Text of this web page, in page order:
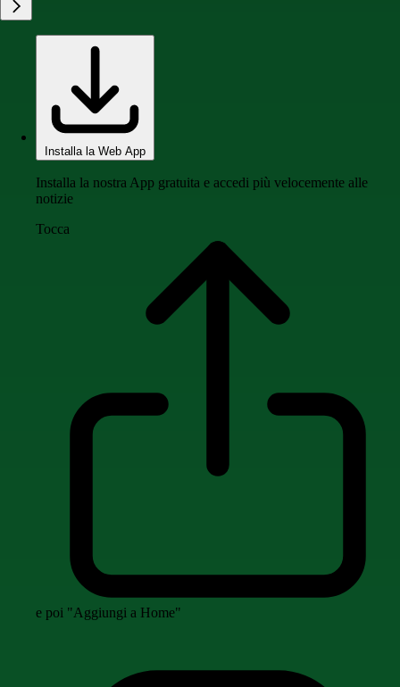
Installa la Web App
Installa la nostra App gratuita e accedi più velocemente alle
notizie
Tocca
e poi "Aggiungi a Home"